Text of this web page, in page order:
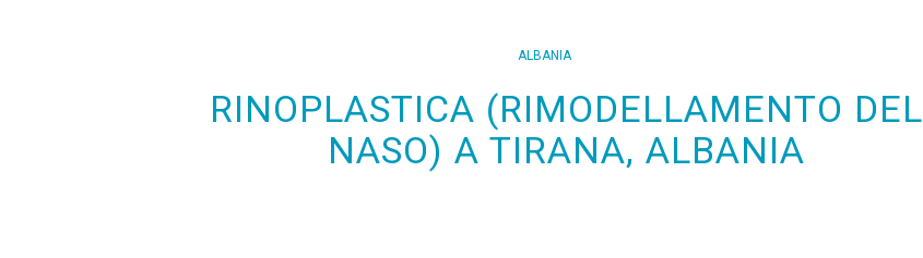
ALBANIA
RINOPLASTICA (RIMODELLAMENTO DEL
NASO) A TIRANA, ALBANIA